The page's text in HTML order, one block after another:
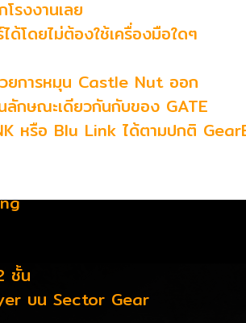
รงงานเลย
โดยไม่ต้องใช้เครื่องมือใดๆ
ยการหมุน Castle Nut ออก
กษณะเดียวกันกับของ GATE
หรือ Blu Link ได้ตามปกติ
ชั้น
บน Sector Gear